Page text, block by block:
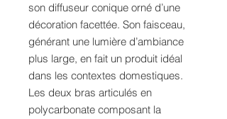
son diffuseur conique orné d’une
décoration facettée. Son faisceau,
générant une lumière d’ambiance
plus large, en fait un produit idéal
dans les contextes domestiques.
Les deux bras articulés en
polycarbonate composant la